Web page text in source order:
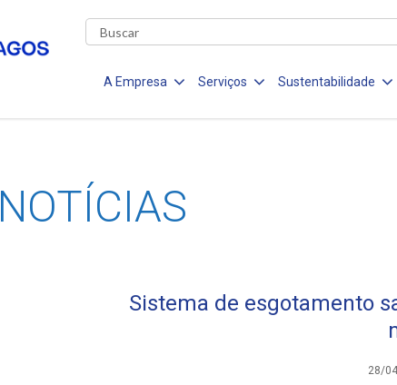
A Empresa Serviços Sustentabilidade
NOTÍCIAS
Sistema de esgotamento
28/